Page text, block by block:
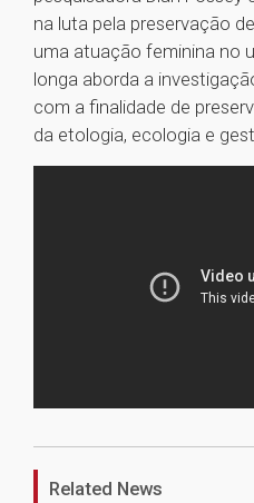
na luta pela preservação
uma atuação feminina no
longa aborda a
com a finalidade de
da etologia, ecologia e
1
Related News